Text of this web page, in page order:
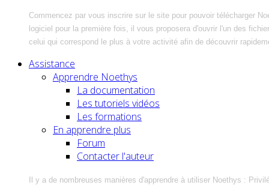
Commencez par vous inscrire sur le site pour pouvoir télécharger
logiciel pour la première fois, il vous proposera d'ouvrir l'un des
celui qui correspond le plus à votre activité afin de découvrir
Assistance
Apprendre Noethys
La documentation
Les tutoriels vidéos
Les formations
En apprendre plus
Forum
Contacter l'auteur
Il y a de nombreuses manières d'apprendre à utiliser Noethys :